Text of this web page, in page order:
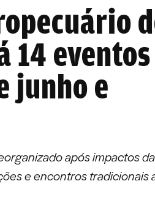
14 eventos
junho e
após impactos
e encontros tradicionais